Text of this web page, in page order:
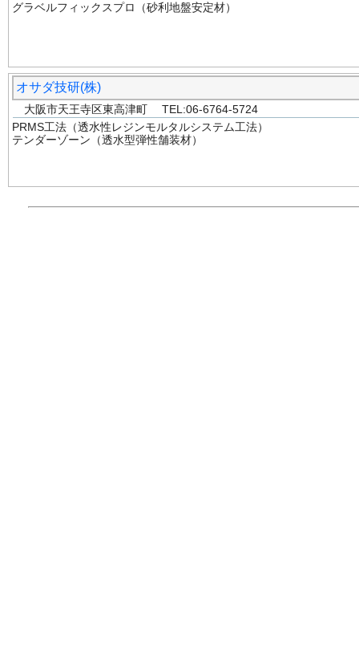
グラベルフィックスプロ（砂利地盤安定材）
オサダ技研(株)
大阪市天王寺区東高津町 TEL:06-6764-5724
PRMS工法（透水性レジンモルタルシステム工法）
テンダーゾーン（透水型弾性舗装材）